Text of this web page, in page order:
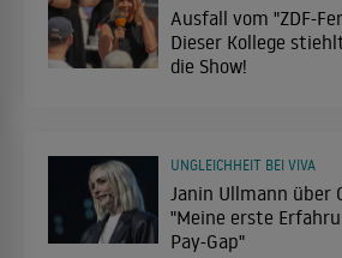
Ausfall vom "ZDF-
Dieser Kollege
die Show!
Janin Ullmann über
"Meine erste
Pay-Gap"
UNGLEICHHEIT BEI VIVA